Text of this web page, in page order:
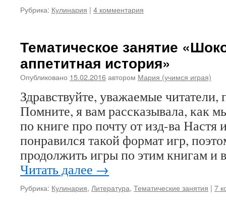
Рубрика: Кулинария | 4 комментария
Тематическое занятие
аппетитная история»
Опубликовано 15.02.2016автором Мария (учимся играя)
Здравствуйте, уважаемые читатели,
Помните, я вам рассказывала, как
по книге про почту от изд-ва
понравился такой формат игр,
продолжить игры по этим книгам
Читать далее →
Рубрика: Кулинария, Литература, Тематические занятия | 7